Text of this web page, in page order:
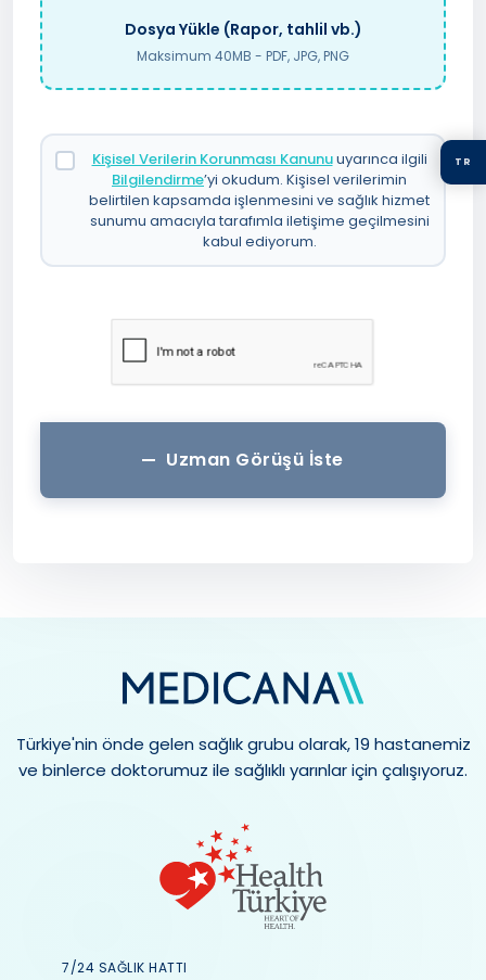
TR
Dosya Yükle (Rapor, tahlil vb.)
Maksimum 40MB - PDF, JPG, PNG
Kişisel Verilerin Korunması Kanunuuyarınca ilgili
Bilgilendirme’yi okudum. Kişisel verilerimin
belirtilen kapsamda işlenmesini ve sağlık hizmet
sunumu amacıyla tarafımla iletişime geçilmesini
kabul ediyorum.
Uzman Görüşü İste
Türkiye'nin önde gelen sağlık grubu olarak, 19 hastanemiz
ve binlerce doktorumuz ile sağlıklı yarınlar için çalışıyoruz.
7/24 SAĞLIK HATTI